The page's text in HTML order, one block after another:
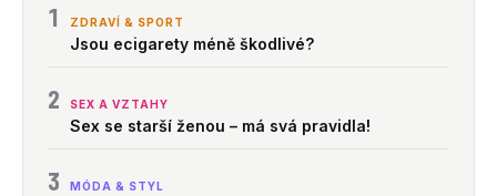
1 ZDRAVÍ & SPORT
Jsou ecigarety méně škodlivé?
2 SEX A VZTAHY
Sex se starší ženou – má svá pravidla!
3 MÓDA & STYL